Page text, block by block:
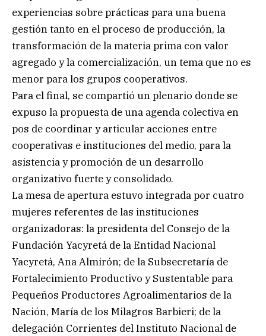
experiencias sobre prácticas para una buena
gestión tanto en el proceso de producción, la
transformación de la materia prima con valor
agregado y la comercialización, un tema que no es
menor para los grupos cooperativos.
Para el final, se compartió un plenario donde se
expuso la propuesta de una agenda colectiva en
pos de coordinar y articular acciones entre
cooperativas e instituciones del medio, para la
asistencia y promoción de un desarrollo
organizativo fuerte y consolidado.
La mesa de apertura estuvo integrada por cuatro
mujeres referentes de las instituciones
organizadoras: la presidenta del Consejo de la
Fundación Yacyretá de la Entidad Nacional
Yacyretá, Ana Almirón; de la Subsecretaría de
Fortalecimiento Productivo y Sustentable para
Pequeños Productores Agroalimentarios de la
Nación, María de los Milagros Barbieri; de la
delegación Corrientes del Instituto Nacional de